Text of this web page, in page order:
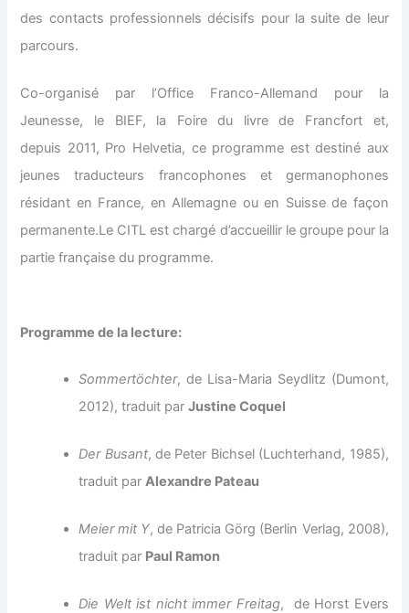
des contacts professionnels décisifs pour la suite de leur
parcours.
Co-organisé par l’Office Franco-Allemand pour la
Jeunesse, le BIEF, la Foire du livre de Francfort et,
depuis 2011, Pro Helvetia, ce programme est destiné aux
jeunes traducteurs francophones et germanophones
résidant en France, en Allemagne ou en Suisse de façon
permanente.Le CITL est chargé d’accueillir le groupe pour la
partie française du programme.
Programme de la lecture:
Sommertöchter, de Lisa-Maria Seydlitz (Dumont,
2012), traduit parJustine Coquel
Der Busant, de Peter Bichsel (Luchterhand, 1985),
traduit parAlexandre Pateau
Meier mit Y, de Patricia Görg (Berlin Verlag, 2008),
traduit par Paul Ramon
Die Welt ist nicht immer Freitag, de Horst Evers